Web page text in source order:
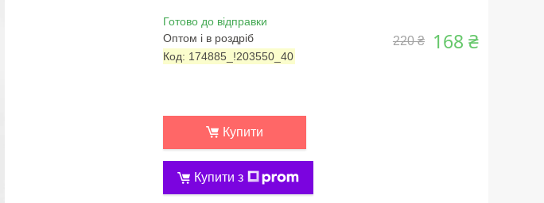
Готово до відправки
Оптом і в роздріб
Код: 174885_!203550_40
220 ₴ 168 ₴
Купити
Купити з